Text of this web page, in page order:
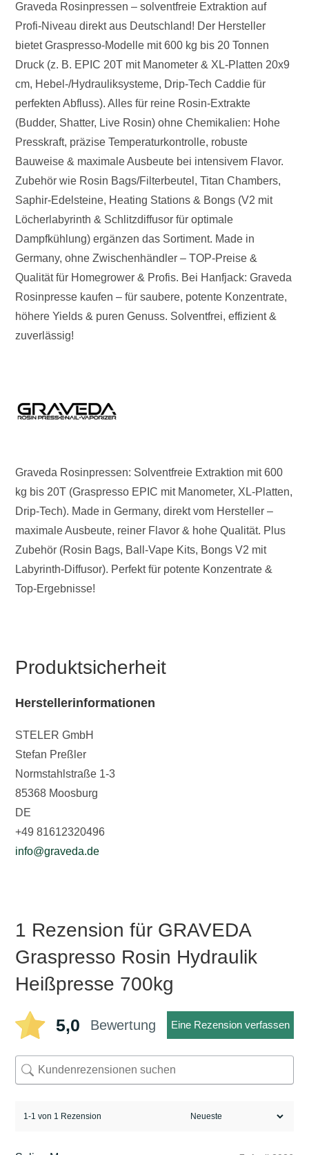
Graveda Rosinpressen – solventfreie Extraktion auf
Profi-Niveau direkt aus Deutschland! Der Hersteller
bietet Graspresso-Modelle mit 600 kg bis 20 Tonnen
Druck (z. B. EPIC 20T mit Manometer & XL-Platten 20x9
cm, Hebel-/Hydrauliksysteme, Drip-Tech Caddie für
perfekten Abfluss). Alles für reine Rosin-Extrakte
(Budder, Shatter, Live Rosin) ohne Chemikalien: Hohe
Presskraft, präzise Temperaturkontrolle, robuste
Bauweise & maximale Ausbeute bei intensivem Flavor.
Zubehör wie Rosin Bags/Filterbeutel, Titan Chambers,
Saphir-Edelsteine, Heating Stations & Bongs (V2 mit
Löcherlabyrinth & Schlitzdiffusor für optimale
Dampfkühlung) ergänzen das Sortiment. Made in
Germany, ohne Zwischenhändler – TOP-Preise &
Qualität für Homegrower & Profis. Bei Hanfjack: Graveda
Rosinpresse kaufen – für saubere, potente Konzentrate,
höhere Yields & puren Genuss. Solventfrei, effizient &
zuverlässig!
Graveda Rosinpressen: Solventfreie Extraktion mit 600
kg bis 20T (Graspresso EPIC mit Manometer, XL-Platten,
Drip-Tech). Made in Germany, direkt vom Hersteller –
maximale Ausbeute, reiner Flavor & hohe Qualität. Plus
Zubehör (Rosin Bags, Ball-Vape Kits, Bongs V2 mit
Labyrinth-Diffusor). Perfekt für potente Konzentrate &
Top-Ergebnisse!
Produktsicherheit
Herstellerinformationen
STELER GmbH
Stefan Preßler
Normstahlstraße 1-3
85368 Moosburg
DE
+49 81612320496
info@graveda.de
1 Rezension für GRAVEDA
Graspresso Rosin Hydraulik
Heißpresse 700kg
5,0 Bewertung Eine Rezension verfassen
1-1 von 1 Rezension